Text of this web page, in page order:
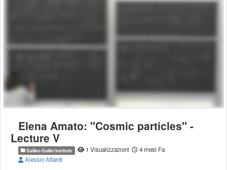
Elena Amato: ''Cosmic particles'' -
Lecture V
Galileo Galilei Institute 1 Visualizzazioni
4 mesi Fa
Alessio Attardi